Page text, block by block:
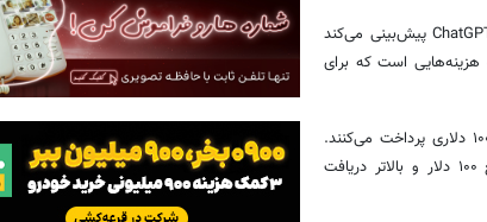
بر اساس گزارش خبرگزاری وال‌استریت ژورنال، منابع آگاه اعلام کرده‌اند که توسعه‌دهنده‌ی ChatGPT پیش‌بینی می‌کند
است که برای
در حال حاضر، کاربران برای دسترسی به مدل‌های GPT-5.5 اشتراک‌های ماهانه‌ی ۸، ۲۰ و ۱۰۰ دلاری پرداخت می‌کنند.
در مقابل، انتروپیک برای سرویس Claude Pro ماهانه ۱۷ دلار و برای Claude Max مبالغ ۱۰۰ دلار و بالاتر دریافت